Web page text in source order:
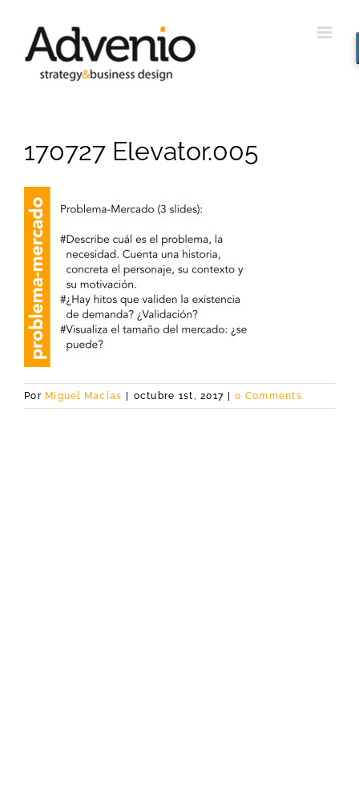
contenido
170727 Elevator.005
Por Miguel Macías octubre 1st, 2017 0 Comments